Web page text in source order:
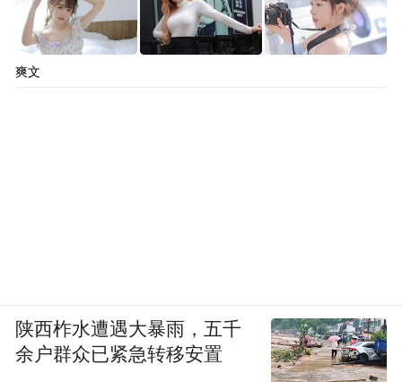
爽文
陕西柞水遭遇大暴雨，五千
余户群众已紧急转移安置